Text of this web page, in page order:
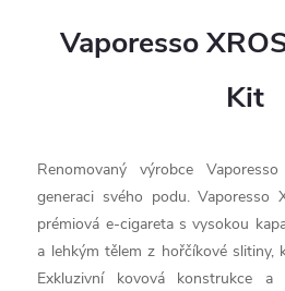
Vaporesso
Kit
Renomovaný výrobce
generaci svého podu.
prémiová e-cigareta s vysokou
a lehkým tělem z hořčíkové slitiny,
Exkluzivní kovová konstrukce a